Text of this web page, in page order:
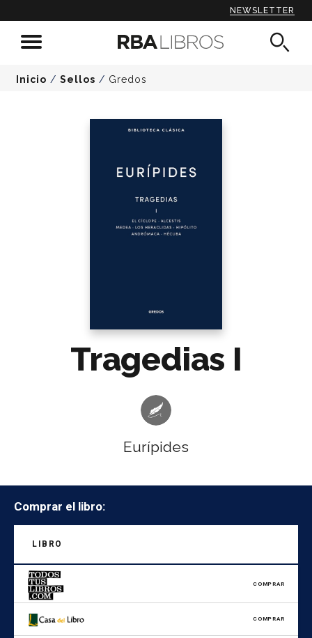
NEWSLETTER
Inicio / Sellos / Gredos
Tragedias I
Eurípides
Comprar el libro:
LIBRO
COMPRAR
COMPRAR